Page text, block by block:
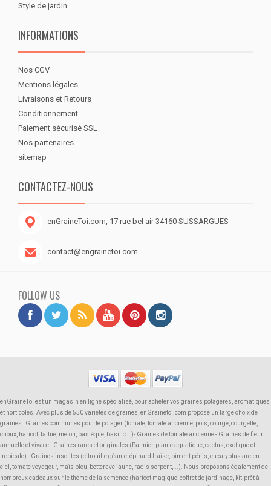
Style de jardin
INFORMATIONS
Nos CGV
Mentions légales
Livraisons et Retours
Conditionnement
Paiement sécurisé SSL
Nos partenaires
sitemap
CONTACTEZ-NOUS
enGraineToi.com, 17 rue bel air 34160 SUSSARGUES
contact@engrainetoi.com
FOLLOW US
enGraineToi est un magasin en ligne spécialisé, pour acheter vos graines potagères, aromatiques
et horticoles. Avec plus de 550 variétés de graines, enGrainetoi.com propose un large choix de
graines : Graines communes pour le potager (tomate, tomate ancienne, pois, courge, courgette,
choux, haricot, laitue, melon, pastèque, basilic...)- Graines de tomate ancienne - Graines de fleur
annuelle et vivace - Graines rares et originales (Palmier, plante aquatique, cactus, exotique et
tropicale) - Graines insolites (citrouille géante, épinard fraise, piment pénis, eucalyptus arc-en-
ciel, tomate voyageur, maïs bleu, betterave jaune, radis serpent,...). Nous proposons également de
nombreux cadeaux sur le thème de la semence (haricot magique, coffret de jardinage, kit-prêt à-